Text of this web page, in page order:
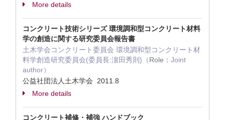
More details
コンクリート技術シリーズ 環境調和型コンクリート材料
学の創造に関する研究委員会報告書
土木学会コンクリート委員会 環境調和型コンクリート材
料学創造研究委員会(委員長:濵田秀則)（Role： Joint
author）
公益社団法人土木学会 2011.8
More details
コンクリート補修・補強 ハンドブック